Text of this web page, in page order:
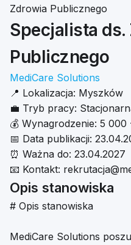
Zdrowia Publicznego
Specjalista ds.
Publicznego
MediCare Solutions
📍 Lokalizacja: Myszków
💼 Tryb pracy:
💰 Wynagrodzenie: 5 000
📅 Data publikacji:
⏰ Ważna do: 23.04.2027
📧 Kontakt:
Opis stanowiska
# Opis stanowiska
MediCare Solutions